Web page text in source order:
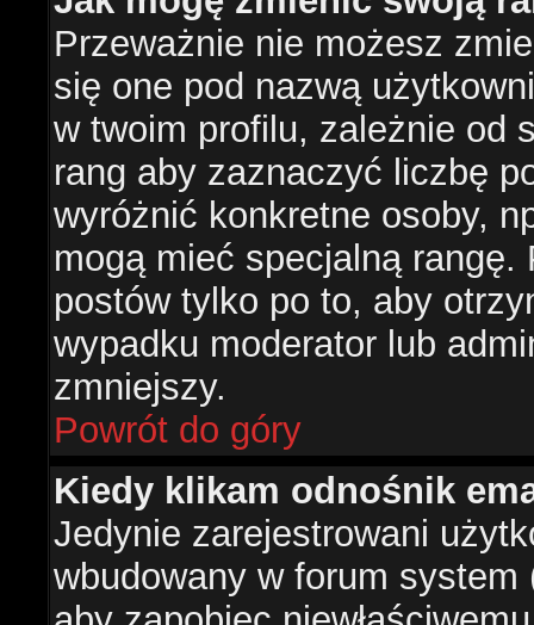
Przeważnie nie możesz
się one pod nazwą
w twoim profilu, zależnie od
rang aby zaznaczyć liczbę
wyróżnić konkretne osoby,
mogą mieć specjalną
postów tylko po to, aby
wypadku moderator lub
zmniejszy.
Powrót do góry
Kiedy klikam odnośnik
Jedynie zarejestrowani
wbudowany w forum system